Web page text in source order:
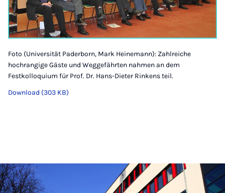
Foto (Universität Paderborn, Mark Heinemann): Zahlreiche
hochrangige Gäste und Weggefährten nahmen an dem
Festkolloquium für Prof. Dr. Hans-Dieter Rinkens teil.
Download (303 KB)